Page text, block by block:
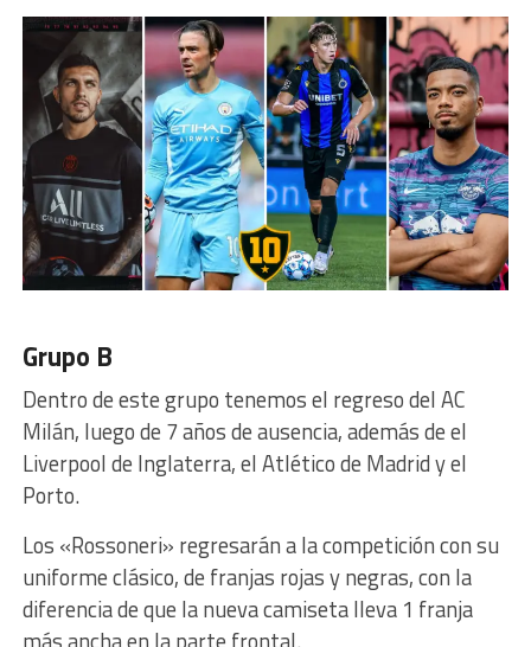
Grupo B
Dentro de este grupo tenemos el regreso del AC
Milán, luego de 7 años de ausencia, además de el
Liverpool de Inglaterra, el Atlético de Madrid y el
Porto.
Los «Rossoneri» regresarán a la competición con su
uniforme clásico, de franjas rojas y negras, con la
diferencia de que la nueva camiseta lleva 1 franja